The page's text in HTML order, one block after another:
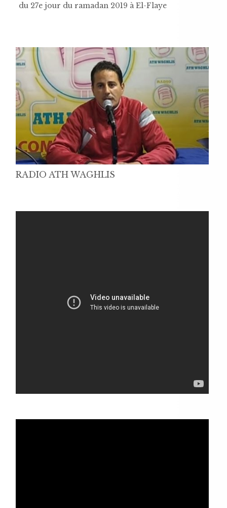
du 27e jour du ramadan 2019 à El-Flaye
RADIO ATH WAGHLIS